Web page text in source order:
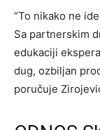
“To nikako ne
Sa partnerskim
edukaciji
dug, ozbiljan
poručuje